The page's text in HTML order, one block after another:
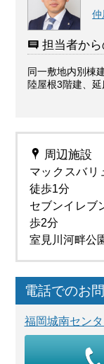
担当者か
同一敷地内別棟
陸屋根3階建、延
周辺施設
マックスバ
徒歩1分
セブンイレ
歩2分
室見川河畔
電話でのお
福岡城南セン